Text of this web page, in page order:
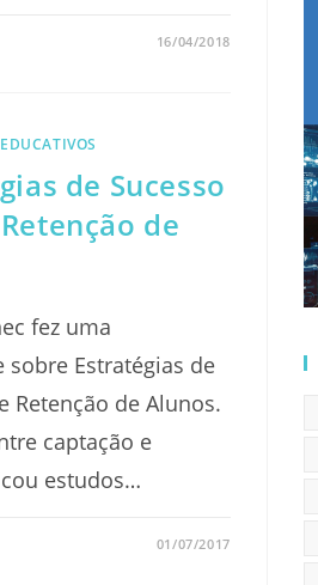
16/04/2018
de Sucesso
de
fez uma
sobre Estratégias de
Retenção de Alunos.
captação e
estudos…
01/07/2017